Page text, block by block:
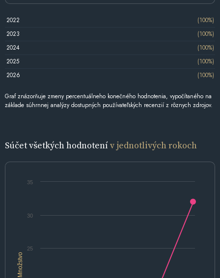
2022
(100%)
2023
(100%)
2024
(100%)
2025
(100%)
2026
(100%)
Graf znázorňuje zmeny percentuálneho konečného hodnotenia, vypočítaného na
základe súhrnnej analýzy dostupných používateľských recenzií z rôznych zdrojov.
Súčet všetkých hodnotenív jednotlivých rokoch
Množstvo
25
30
35